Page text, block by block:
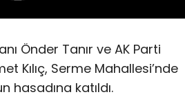
Önder Tanır ve AK Parti
Kılıç, Serme Mahallesi’nde
hasadına katıldı.